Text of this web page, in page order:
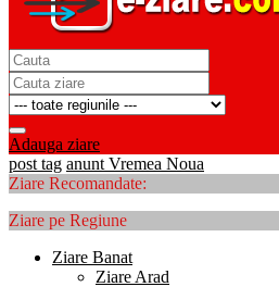
Adauga ziare
post tag anunt Vremea Noua
Ziare Recomandate:
Ziare pe Regiune
Ziare Banat
Ziare Arad